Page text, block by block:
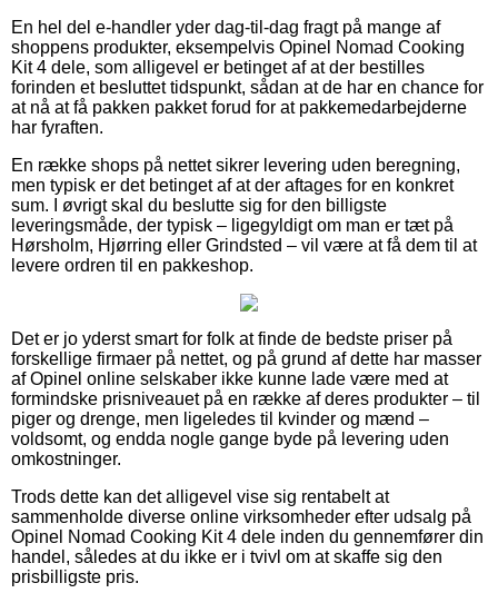
En hel del e-handler yder dag-til-dag fragt på mange af
shoppens produkter, eksempelvis Opinel Nomad Cooking
Kit 4 dele, som alligevel er betinget af at der bestilles
forinden et besluttet tidspunkt, sådan at de har en chance for
at nå at få pakken pakket forud for at pakkemedarbejderne
har fyraften.
En række shops på nettet sikrer levering uden beregning,
men typisk er det betinget af at der aftages for en konkret
sum. I øvrigt skal du beslutte sig for den billigste
leveringsmåde, der typisk – ligegyldigt om man er tæt på
Hørsholm, Hjørring eller Grindsted – vil være at få dem til at
levere ordren til en pakkeshop.
Det er jo yderst smart for folk at finde de bedste priser på
forskellige firmaer på nettet, og på grund af dette har masser
af Opinel online selskaber ikke kunne lade være med at
formindske prisniveauet på en række af deres produkter – til
piger og drenge, men ligeledes til kvinder og mænd –
voldsomt, og endda nogle gange byde på levering uden
omkostninger.
Trods dette kan det alligevel vise sig rentabelt at
sammenholde diverse online virksomheder efter udsalg på
Opinel Nomad Cooking Kit 4 dele inden du gennemfører din
handel, således at du ikke er i tvivl om at skaffe sig den
prisbilligste pris.